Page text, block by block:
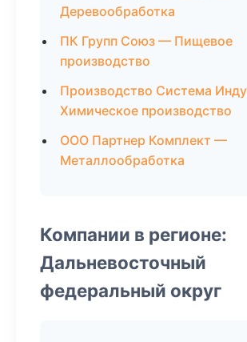
Деревообработка
ПК Групп Союз — Пищевое
производство
Производство Система
Химическое производство
ООО Партнер Комплект —
Металлообработка
Компании в регионе:
Дальневосточный
федеральный округ